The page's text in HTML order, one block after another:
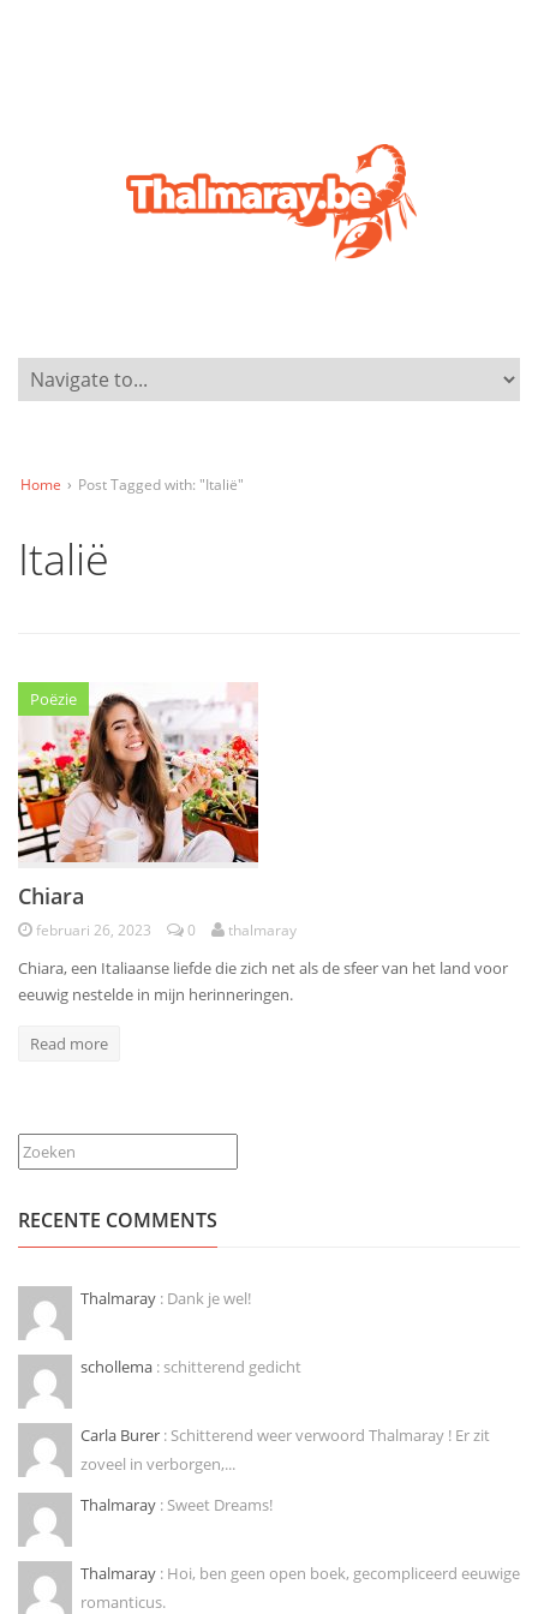
Home › Post Tagged with: "Italië"
Italië
Poëzie
Chiara
februari 26, 2023 0 thalmaray
Chiara, een Italiaanse liefde die zich net als de sfeer van het land voor
eeuwig nestelde in mijn herinneringen.
Read more
Zoeken
RECENTE COMMENTS
Thalmaray : Dank je wel!
schollema : schitterend gedicht
Carla Burer : Schitterend weer verwoord Thalmaray ! Er zit
zoveel in verborgen,...
Thalmaray : Sweet Dreams!
Thalmaray : Hoi, ben geen open boek, gecompliceerd eeuwige
romanticus.